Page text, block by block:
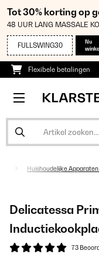
Tot 30% korting op
48 UUR LANG MASSALE
FULLSWING30
Nu
Flexibele betalingen
Huishoudelijke Apparaten
Delicatessa
73